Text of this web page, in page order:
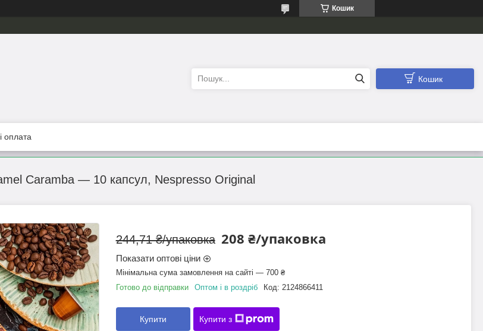
Кошик
Кошик
оплата
Caramba — 10 капсул, Nespresso Original
244,71 ₴/упаковка 208 ₴/упаковка
Показати оптові ціни
Мінімальна сума замовлення на сайті — 700 ₴
Готово до відправки
Оптом і в роздріб Код: 2124866411
Купити Купити з